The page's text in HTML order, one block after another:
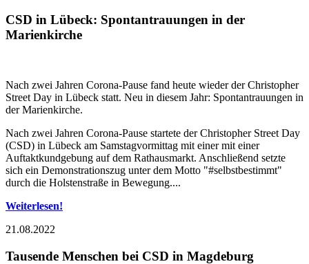
CSD in Lübeck: Spontantrauungen in der
Marienkirche
Nach zwei Jahren Corona-Pause fand heute wieder der Christopher
Street Day in Lübeck statt. Neu in diesem Jahr: Spontantrauungen in
der Marienkirche.
Nach zwei Jahren Corona-Pause startete der Christopher Street Day
(CSD) in Lübeck am Samstagvormittag mit einer mit einer
Auftaktkundgebung auf dem Rathausmarkt. Anschließend setzte
sich ein Demonstrationszug unter dem Motto "#selbstbestimmt"
durch die Holstenstraße in Bewegung....
Weiterlesen!
21.08.2022
Tausende Menschen bei CSD in Magdeburg